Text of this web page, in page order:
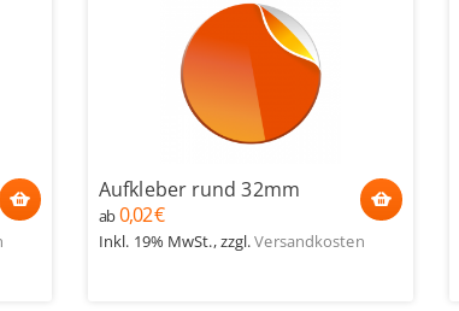
Aufkleber rund 32mm
ab 0,02 €
Inkl. 19% MwSt.,zzgl.Versandkosten